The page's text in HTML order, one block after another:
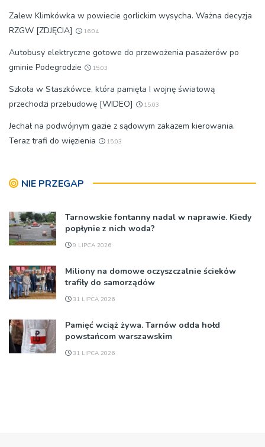
Zalew Klimkówka w powiecie gorlickim wysycha. Ważna decyzja
RZGW [ZDJĘCIA]
16:04
Autobusy elektryczne gotowe do przewożenia pasażerów po
gminie Podegrodzie
15:03
Szkoła w Staszkówce, która pamięta I wojnę światową
przechodzi przebudowę [WIDEO]
15:03
Jechał na podwójnym gazie z sądowym zakazem kierowania.
Teraz trafi do więzienia
15:03
NIE PRZEGAP
Tarnowskie fontanny nadal w naprawie. Kiedy
popłynie z nich woda?
9 LIPCA 2026
Miliony na domowe oczyszczalnie ścieków
trafiły do samorządów
31 LIPCA 2026
Pamięć wciąż żywa. Tarnów odda hołd
powstańcom warszawskim
31 LIPCA 2026